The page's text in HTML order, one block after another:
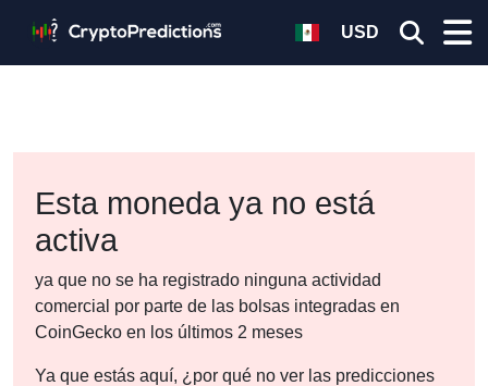
USD
Esta moneda ya no está
activa
ya que no se ha registrado ninguna actividad
comercial por parte de las bolsas integradas en
CoinGecko en los últimos 2 meses
Ya que estás aquí, ¿por qué no ver las predicciones